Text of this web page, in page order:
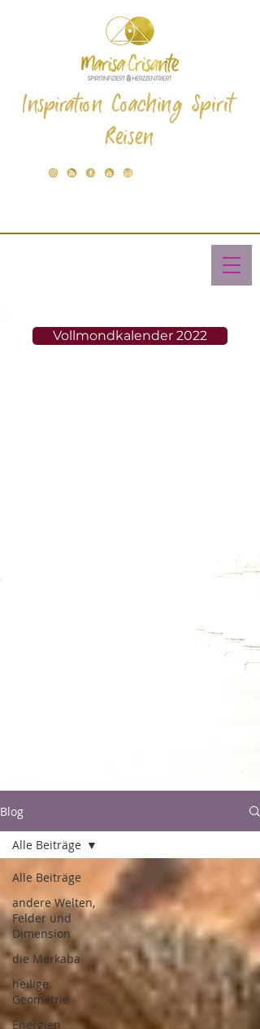
Inspiration Coaching Spirit
Reisen
Vollmondkalender 2022
Blog
Alle Beiträge
andere Welten,
Felder und
Dimension
die Merkaba
heilige
Geometrie
Energien
Alle Beiträge